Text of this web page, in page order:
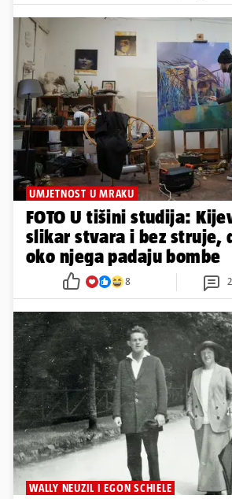
UMJETNOST U MRAKU
FOTO U tišini studija:
slikar stvara i bez struje,
oko njega padaju bombe
8 2
WALLY NEUZIL I EGON SCHIELE